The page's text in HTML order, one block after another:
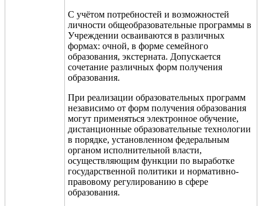
С учётом потребностей и возможностей
личности общеобразовательные программы в
Учреждении осваиваются в различных
формах: очной, в форме семейного
образования, экстерната. Допускается
сочетание различных форм получения
образования.
При реализации образовательных программ
независимо от форм получения образования
могут применяться электронное обучение,
дистанционные образовательные технологии
в порядке, установленном федеральным
органом исполнительной власти,
осуществляющим функции по выработке
государственной политики и нормативно-
правовому регулированию в сфере
образования.